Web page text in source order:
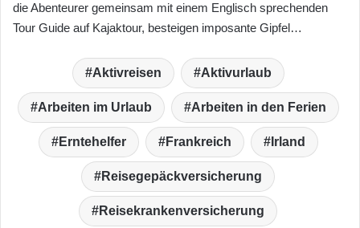
die Abenteurer gemeinsam mit einem Englisch sprechenden
Tour Guide auf Kajaktour, besteigen imposante Gipfel…
Aktivreisen Aktivurlaub
Arbeiten im Urlaub Arbeiten in den Ferien
Erntehelfer Frankreich Irland
Reisegepäckversicherung
Reisekrankenversicherung